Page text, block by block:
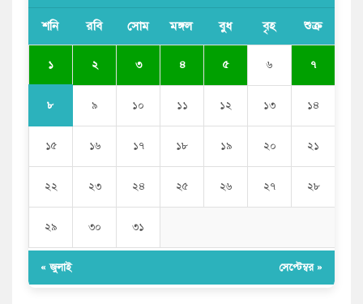
শনি রবি সোম মঙ্গল বুধ বৃহ শুক্র
১ ২ ৩ ৪ ৫ ৬ ৭
৮ ৯ ১০ ১১ ১২ ১৩ ১৪
১৫ ১৬ ১৭ ১৮ ১৯ ২০ ২১
২২ ২৩ ২৪ ২৫ ২৬ ২৭ ২৮
২৯ ৩০ ৩১
« জুলাই সেপ্টেম্বর »